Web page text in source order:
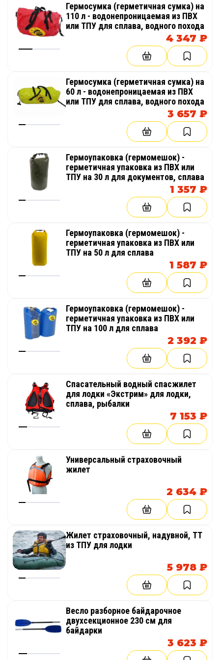
Гермосумка (герметичная сумка) на
110 л - водонепроницаемая из ПВХ
или ТПУ для сплава, водного похода
4 347 ₽
Гермосумка (герметичная сумка) на
60 л - водонепроницаемая из ПВХ
или ТПУ для сплава, водного похода
3 657 ₽
Гермоупаковка (гермомешок) -
герметичная упаковка из ПВХ или
ТПУ на 30 л для документов, сплава
1 357 ₽
Гермоупаковка (гермомешок) -
герметичная упаковка из ПВХ или
ТПУ на 50 л для сплава
1 587 ₽
Гермоупаковка (гермомешок) -
герметичная упаковка из ПВХ или
ТПУ на 100 л для сплава
2 392 ₽
Cпасательный водный спасжилет
для лодки «Экстрим» для лодки,
сплава, рыбалки
7 153 ₽
Универсальный страховочный
жилет
2 634 ₽
Жилет страховочный, надувной, ТТ
из ТПУ для лодки
5 978 ₽
Весло разборное байдарочное
двухсекционное 230 см для
байдарки
3 623 ₽